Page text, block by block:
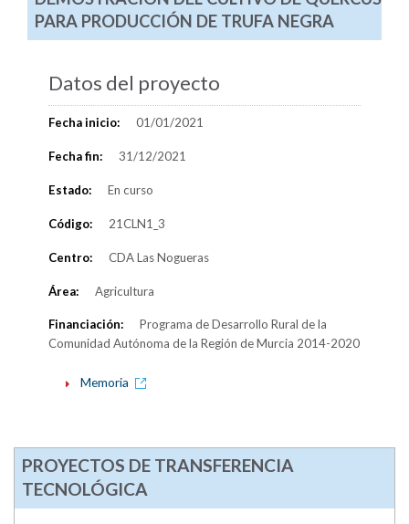
PARA PRODUCCIÓN DE TRUFA NEGRA
Datos del proyecto
Fecha inicio: 01/01/2021
Fecha fin: 31/12/2021
Estado: En curso
Código: 21CLN1_3
Centro: CDA Las Nogueras
Área: Agricultura
Financiación:
Programa de Desarrollo Rural de la
Comunidad Autónoma de la Región de Murcia 2014-2020
Memoria
PROYECTOS DE TRANSFERENCIA
TECNOLÓGICA